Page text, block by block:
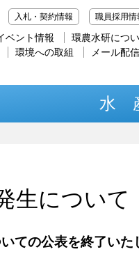
入札・契約情報 職員採用情
ベント情報 環農水研につ
環境への取組 メール配
水
生について
ての公表を終了いた